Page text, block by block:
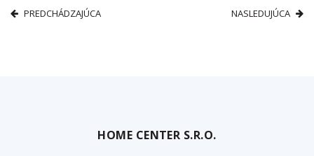
PREDCHÁDZAJÚCA NASLEDUJÚCA
HOME CENTER S.R.O.